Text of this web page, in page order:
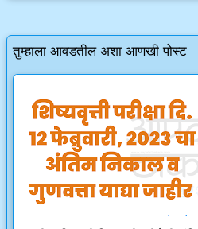
तुम्हाला आवडतील अशा आणखी पोस्ट